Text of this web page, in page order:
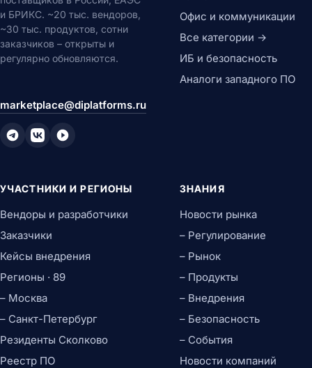
и БРИКС. ~20 тыс. вендоров,
~30 тыс. продуктов, сотни
заказчиков – открыты и
регулярно обновляются.
marketplace@diplatforms.ru
Офис и коммуникации
Все категории →
ИБ и безопасность
Аналоги западного ПО
УЧАСТНИКИ И РЕГИОНЫ
Вендоры и разработчики
Заказчики
Кейсы внедрения
Регионы · 89
– Москва
– Санкт-Петербург
Резиденты Сколково
Реестр ПО
ЗНАНИЯ
Новости рынка
– Регулирование
– Рынок
– Продукты
– Внедрения
– Безопасность
– События
Новости компаний